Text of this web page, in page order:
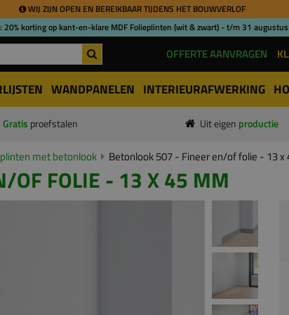
WIJ ZIJN OPEN EN BEREIKBAAR TIJDENS HET BOUWVERLOF
20% korting op kant-en-klare MDF Folieplinten (wit & zwart) - t/m 31
OFFERTE AANVRAGEN
WANDPANELEN INTERIEURAFWERKING
Gratis proefstalen Uit eigen productie
met betonlook Betonlook 507 - Fineer en/of folie - 13 x
OF FOLIE - 13 X 45 MM